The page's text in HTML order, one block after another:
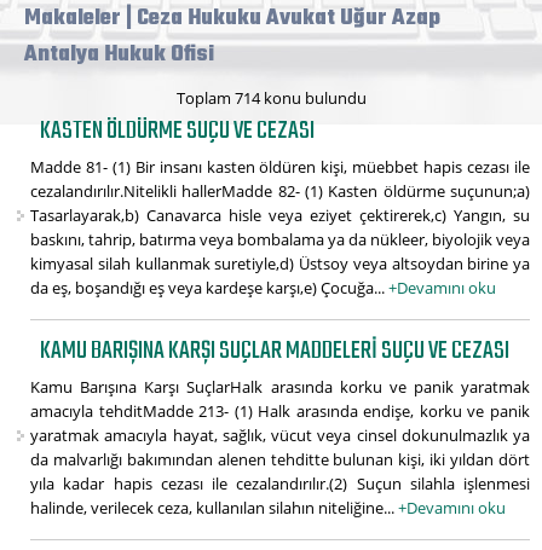
Makaleler | Ceza Hukuku Avukat Uğur Azap
Antalya Hukuk Ofisi
Toplam 714 konu bulundu
KASTEN ÖLDÜRME SUÇU VE CEZASI
Madde 81- (1) Bir insanı kasten öldüren kişi, müebbet hapis cezası ile
cezalandırılır.Nitelikli hallerMadde 82- (1) Kasten öldürme suçunun;a)
Tasarlayarak,b) Canavarca hisle veya eziyet çektirerek,c) Yangın, su
baskını, tahrip, batırma veya bombalama ya da nükleer, biyolojik veya
kimyasal silah kullanmak suretiyle,d) Üstsoy veya altsoydan birine ya
da eş, boşandığı eş veya kardeşe karşı,e) Çocuğa...+Devamını oku
KAMU BARIŞINA KARŞI SUÇLAR MADDELERI SUÇU VE CEZASI
Kamu Barışına Karşı SuçlarHalk arasında korku ve panik yaratmak
amacıyla tehditMadde 213- (1) Halk arasında endişe, korku ve panik
yaratmak amacıyla hayat, sağlık, vücut veya cinsel dokunulmazlık ya
da malvarlığı bakımından alenen tehditte bulunan kişi, iki yıldan dört
yıla kadar hapis cezası ile cezalandırılır.(2) Suçun silahla işlenmesi
halinde, verilecek ceza, kullanılan silahın niteliğine...+Devamını oku